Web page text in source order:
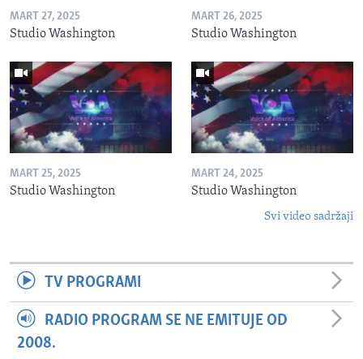
MART 27, 2025
Studio Washington
MART 26, 2025
Studio Washington
MART 25, 2025
Studio Washington
MART 24, 2025
Studio Washington
Svi video sadržaji
TV PROGRAMI
RADIO PROGRAM SE NE EMITUJE OD
2008.